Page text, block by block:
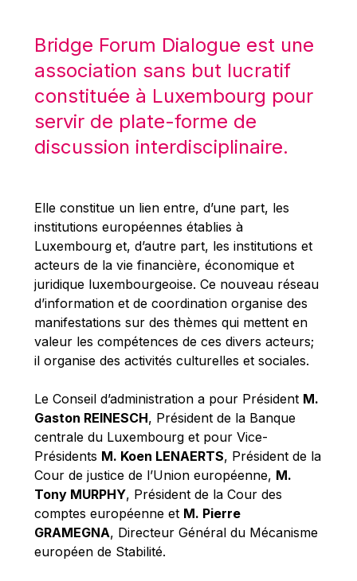
Mario Centeno
Mario Monti
Maroš ŠEFČOVIČ
Martin Bailey
Martine Reicherts
Michael Sohlman
Michel Goedert
Mireille Delmas-Marty
Nobuo Tanaka
Otmar Issing
Paolo Mengozzi
Paschal Donohoe
Pat Cox
Patrizia Nanz
Philippe Maystadt
Pierre Gramegna
Richard Pelly
Robert Goebbels
Robert REYNDERS
Bridge Forum Dialogue est une
association sans but lucratif
constituée à Luxembourg pour
servir de plate-forme de
discussion interdisciplinaire.
Elle constitue un lien entre, d’une part, les
institutions européennes établies à
Luxembourg et, d’autre part, les institutions et
acteurs de la vie financière, économique et
juridique luxembourgeoise. Ce nouveau réseau
d’information et de coordination organise des
manifestations sur des thèmes qui mettent en
valeur les compétences de ces divers acteurs;
il organise des activités culturelles et sociales.
Le Conseil d’administration a pour Président M.
Gaston REINESCH, Président de la Banque
centrale du Luxembourg et pour Vice-
Présidents M. Koen LENAERTS, Président de la
Cour de justice de l’Union européenne, M.
Tony MURPHY, Président de la Cour des
comptes européenne et M. Pierre
GRAMEGNA, Directeur Général du Mécanisme
européen de Stabilité.